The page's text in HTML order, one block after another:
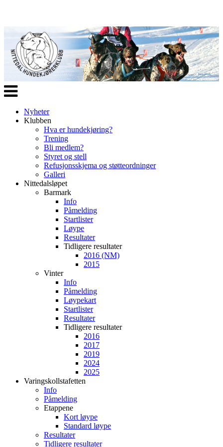
Veksle
navigasjon
Nyheter
Klubben
Hva er hundekjøring?
Trening
Bli medlem?
Styret og stell
Refusjonsskjema og støtteordninger
Galleri
Nittedalsløpet
Barmark
Info
Påmelding
Startlister
Løype
Resultater
Tidligere resultater
2016 (NM)
2015
Vinter
Info
Påmelding
Løypekart
Startlister
Resultater
Tidligere resultater
2016
2017
2019
2024
2025
Varingskollstafetten
Info
Påmelding
Etappene
Kort løype
Standard løype
Resultater
Tidligere resultater